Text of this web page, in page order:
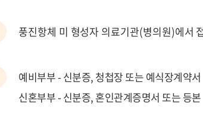
풍진항체 미 형성자 의료기관(병의원)에서
예비부부 - 신분증, 청첩장 또는 예식장계약서
신혼부부 - 신분증, 혼인관계증명서 또는 등본